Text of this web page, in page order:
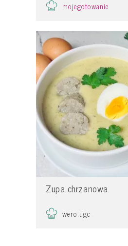
mojegotowanie
Zupa chrzanowa
wero.ugc